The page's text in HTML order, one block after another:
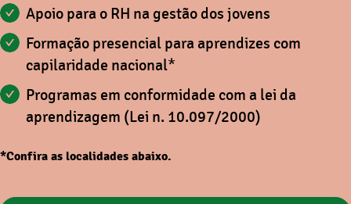
Apoio para o RH na gestão dos jovens
Formação presencial para aprendizes com
capilaridade nacional*
Programas em conformidade com a lei da
aprendizagem (Lei n. 10.097/2000)
*Confira as localidades abaixo.